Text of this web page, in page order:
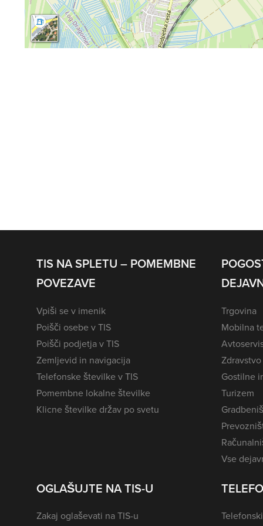
TIS NA SPLETU – POMEMBNE
POVEZAVE
Vpiši se v imenik
Poišči osebe v TIS
Poišči podjetja v TIS
Zemljevid in navigacija
Telefonske številke v TIS
Pomembne lokalne številke
Klicne številke držav po svetu
Trgovina
Mobilna
Zdravstvo
Gostilne
Turizem
Vse
OGLAŠUJTE NA TIS-U
Zakaj oglaševati na TIS-u